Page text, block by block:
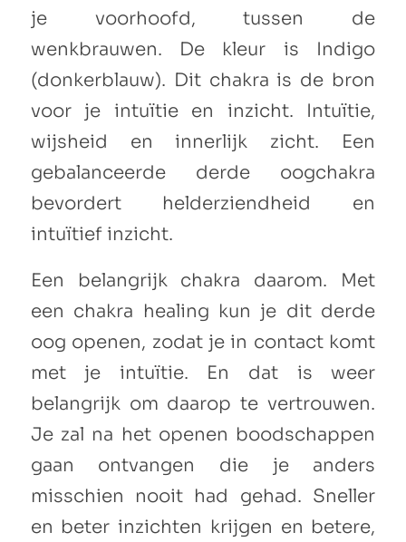
je voorhoofd, tussen de
wenkbrauwen. De kleur is Indigo
(donkerblauw). Dit chakra is de bron
voor je intuïtie en inzicht. Intuïtie,
wijsheid en innerlijk zicht. Een
gebalanceerde derde oogchakra
bevordert helderziendheid en
intuïtief inzicht.
Een belangrijk chakra daarom. Met
een chakra healing kun je dit derde
oog openen, zodat je in contact komt
met je intuïtie. En dat is weer
belangrijk om daarop te vertrouwen.
Je zal na het openen boodschappen
gaan ontvangen die je anders
misschien nooit had gehad. Sneller
en beter inzichten krijgen en betere,